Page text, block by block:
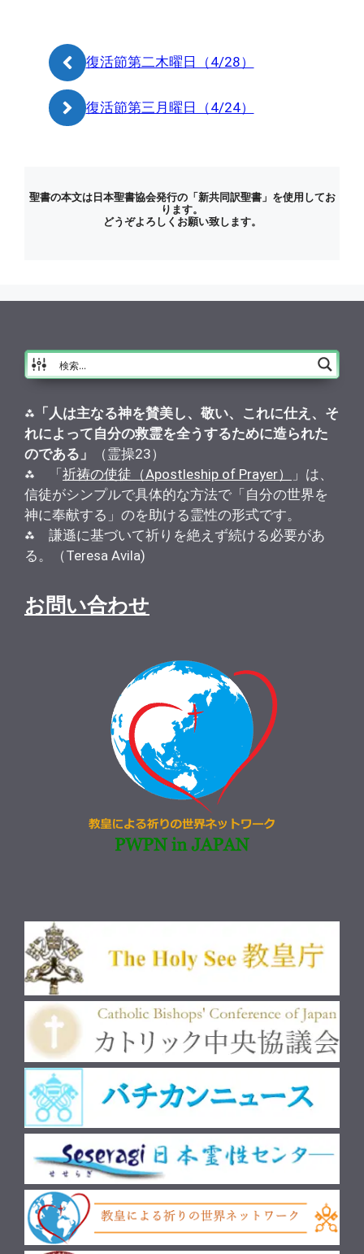
ー
復活節第二木曜日（4/28）
復活節第三月曜日（4/24）
聖書の本文は日本聖書協会発行の「新共同訳聖書」を使用してお
ります。
どうぞよろしくお願い致します。
⁂ 「人は主なる神を賛美し、敬い、これに仕え、そ
れによって自分の救霊を全うするために造られた
のである」
（霊操23）
⁂ 「 祈祷の使徒（Apostleship of Prayer）
」は、
信徒がシンプルで具体的な方法で「自分の世界を
神に奉献する」のを助ける霊性の形式です。
⁂ 謙遜に基づいて祈りを絶えず続ける必要があ
る。（Teresa Avila)
お問い合わせ